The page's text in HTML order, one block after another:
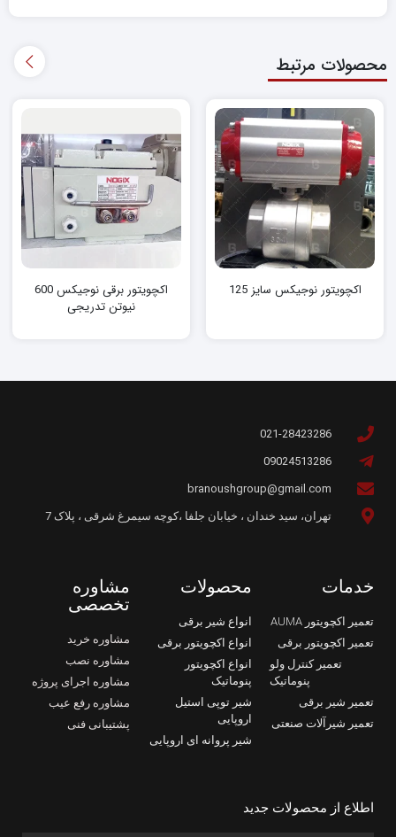
محصولات مرتبط
اکچویتور نوجیکس سایز 125
اکچویتور برقی نوجیکس 600
نیوتن‌ تدریجی
021-28423286
09024513286
branoushgroup@gmail.com
تهران، سید خندان ، خیابان جلفا ،کوچه سیمرغ شرقی ، پلاک 7
خدمات
تعمیر اکچویتور AUMA
تعمیر اکچویتور برقی
تعمیر کنترل ولو
پنوماتیک
تعمیر شیر برقی
تعمیر شیرآلات صنعتی
محصولات
انواع شیر برقی
انواع اکچویتور برقی
انواع اکچویتور
پنوماتیک
شیر توپی استیل
اروپایی
شیر پروانه ای اروپایی
مشاوره
تخصصی
مشاوره خرید
مشاوره نصب
مشاوره اجرای پروژه
مشاوره رفع عیب
پشتیبانی فنی
اطلاع از محصولات جدید